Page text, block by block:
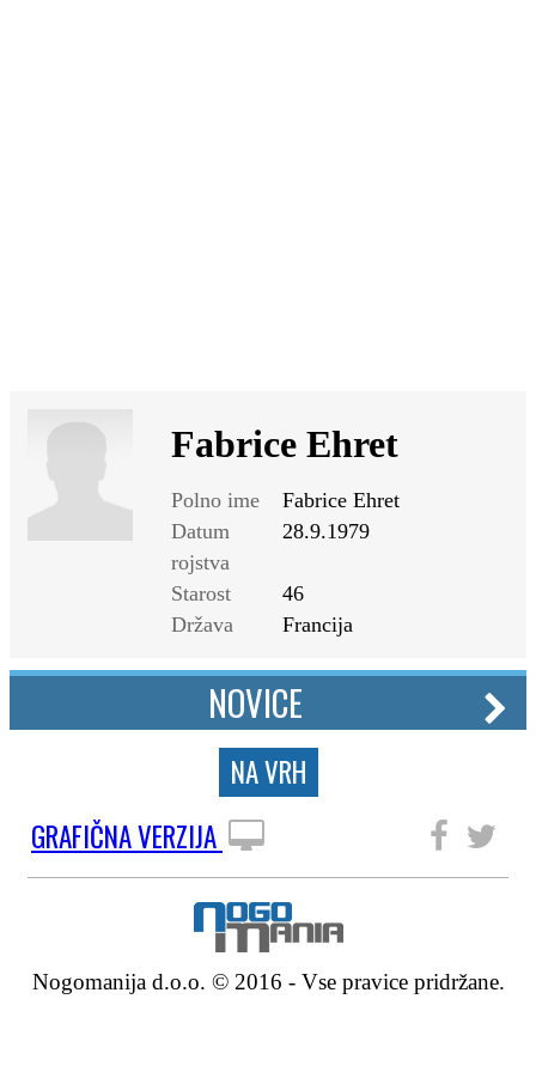
Fabrice Ehret
Polno ime
Fabrice Ehret
Datum
rojstva
28.9.1979
Starost
46
Država
Francija
NOVICE
NA VRH
GRAFIČNA VERZIJA
Nogomanija d.o.o. © 2016 - Vse pravice pridržane.